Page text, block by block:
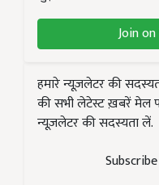
Join
हमारे न्यूज़लेटर की
की सभी लेटेस्ट ख़बरें मेल
न्यूज़लेटर की सदस्यता लें.